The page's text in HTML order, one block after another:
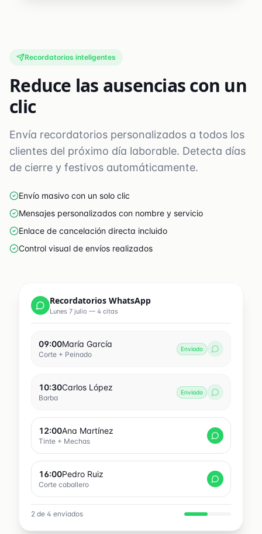
Recordatorios inteligentes
Reduce las ausencias con un
clic
Envía recordatorios personalizados a todos los
clientes del próximo día laborable. Detecta días
de cierre y festivos automáticamente.
Envío masivo con un solo clic
Mensajes personalizados con nombre y servicio
Enlace de cancelación directa incluido
Control visual de envíos realizados
Recordatorios WhatsApp
Lunes 7 julio — 4 citas
09:00María García
Corte + Peinado
Enviado
10:30Carlos López
Barba
Enviado
12:00Ana Martínez
Tinte + Mechas
16:00Pedro Ruiz
Corte caballero
2 de 4 enviados